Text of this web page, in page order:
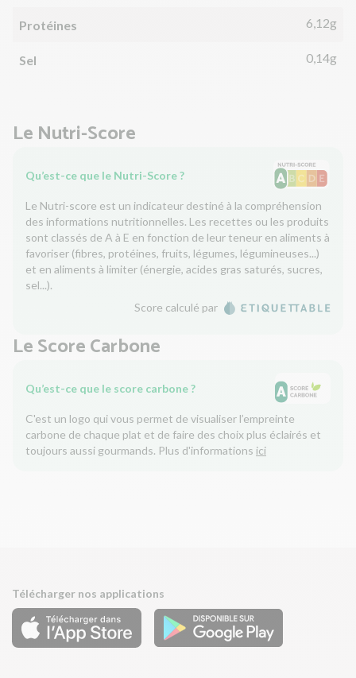
Protéines 6,12g
Sel 0,14g
Le Nutri-Score
Qu’est-ce que le Nutri-Score ?
Le Nutri-score est un indicateur destiné à la compréhension
des informations nutritionnelles. Les recettes ou les produits
sont classés de A à E en fonction de leur teneur en aliments à
favoriser (fibres, protéines, fruits, légumes, légumineuses...)
et en aliments à limiter (énergie, acides gras saturés, sucres,
sel...).
Score calculé par
Le Score Carbone
Qu’est-ce que le score carbone ?
C'est un logo qui vous permet de visualiser l’empreinte
carbone de chaque plat et de faire des choix plus éclairés et
toujours aussi gourmands. Plus d'informations ici
Télécharger nos applications